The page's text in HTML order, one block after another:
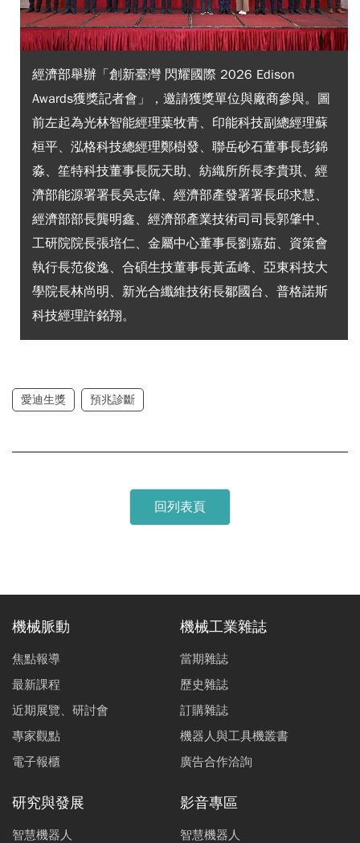
經濟部舉辦「創新臺灣 閃耀國際 2026 Edison
Awards獲獎記者會」，邀請獲獎單位與廠商參與。圖
前左起為光林智能經理葉牧青、印能科技副總經理蘇
桓平、泓格科技總經理鄭樹發、聯岳砂石董事長彭錦
淼、笙特科技董事長阮天助、紡織所所長李貴琪、經
濟部能源署署長吳志偉、經濟部產發署署長邱求慧、
經濟部部長龔明鑫、經濟部產業技術司司長郭肇中、
工研院院長張培仁、金屬中心董事長劉嘉茹、資策會
執行長范俊逸、合碩生技董事長黃孟峰、亞東科技大
學院長林尚明、新光合纖維技術長鄒國台、普格諾斯
科技經理許銘翔。
愛迪生獎 預兆診斷
回列表頁
機械脈動
焦點報導
最新課程
近期展覽、研討會
專家觀點
電子報櫃
機械工業雜誌
當期雜誌
歷史雜誌
訂購雜誌
機器人與工具機叢書
廣告合作洽詢
研究與發展
智慧機器人
影音專區
智慧機器人